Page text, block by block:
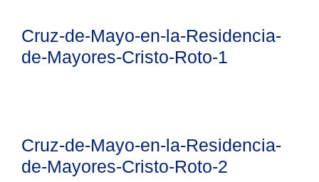
Cruz-de-Mayo-en-la-Residencia-
de-Mayores-Cristo-Roto-1
Cruz-de-Mayo-en-la-Residencia-
de-Mayores-Cristo-Roto-2